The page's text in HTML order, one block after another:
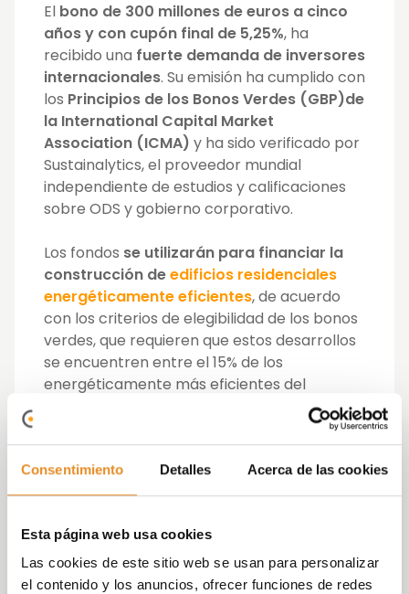
Consentimiento Detalles Acerca de las cookies
Esta página web usa cookies
Las cookies de este sitio web se usan para personalizar
el contenido y los anuncios, ofrecer funciones de redes
El bono de 300 millones de euros a cinco
años y con cupón final de 5,25%, ha
recibido una fuerte demanda de inversores
internacionales. Su emisión ha cumplido con
los Principios de los Bonos Verdes (GBP)de
la International Capital Market
Association (ICMA) y ha sido verificado por
Sustainalytics, el proveedor mundial
independiente de estudios y calificaciones
sobre ODS y gobierno corporativo.
Los fondos se utilizarán para financiar la
construcción deedificios residenciales
energéticamente eficientes, de acuerdo
con los criterios de elegibilidad de los bonos
verdes, que requieren que estos desarrollos
se encuentren entre el 15% de los
energéticamente más eficientes del
Vía Célere, que el año pasado lideró el
mercado residencial con la entrega de 1.932
viviendas y tiene ya vendidas el 78% de las
fuentes de financiación
marca un nuevo hito en el sector, no sólo a
nivel nacional sino también internacional.